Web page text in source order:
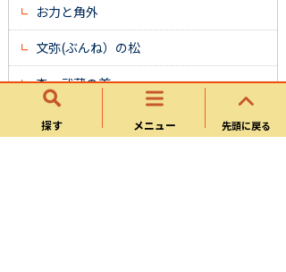
探す メニュー 先頭に戻る
お力と角外
文弥(ぶんね）の松
森 武蔵の首
薬王寺の上り竜と下り竜